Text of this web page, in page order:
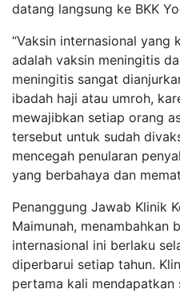
datang langsung ke BKK
“Vaksin internasional yang
adalah vaksin meningitis
meningitis sangat
ibadah haji atau umroh,
mewajibkan setiap orang
tersebut untuk sudah
mencegah penularan
yang berbahaya dan
Penanggung Jawab Klinik
Maimunah, menambahkan
internasional ini berlaku
diperbarui setiap tahun.
pertama kali